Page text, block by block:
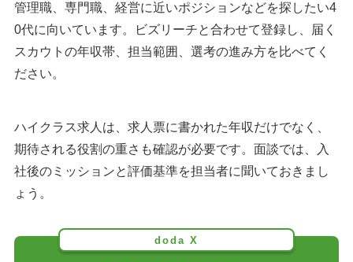
管理職、専門職、経営に近いポジションなどを探したい4
0代に向いています。ビズリーチと合わせて登録し、届く
スカウトの年収帯、担当範囲、選考の進み方を比べてく
ださい。
ハイクラス求人は、求人票に書かれた年収だけでなく、
期待される役割の重さも確認が必要です。面談では、入
社後のミッションと評価基準を担当者に聞いておきまし
ょう。
doda X